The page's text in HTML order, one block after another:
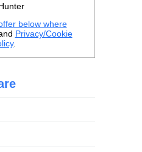
below where
Privacy/Cookie
.